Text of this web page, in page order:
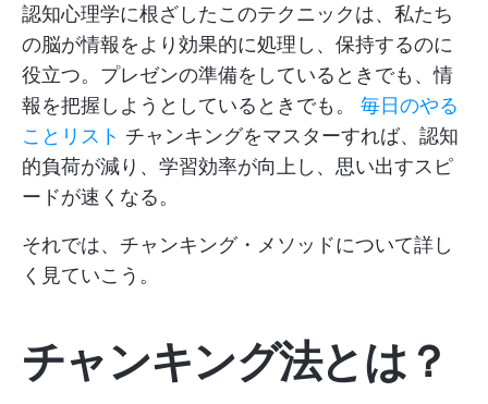
認知心理学に根ざしたこのテクニックは、私たち
の脳が情報をより効果的に処理し、保持するのに
役立つ。プレゼンの準備をしているときでも、情
報を把握しようとしているときでも。 毎日のやる
ことリスト チャンキングをマスターすれば、認知
的負荷が減り、学習効率が向上し、思い出すスピ
ードが速くなる。
それでは、チャンキング・メソッドについて詳し
く見ていこう。
チャンキング法とは？